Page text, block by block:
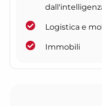
Logistica e
Immobili